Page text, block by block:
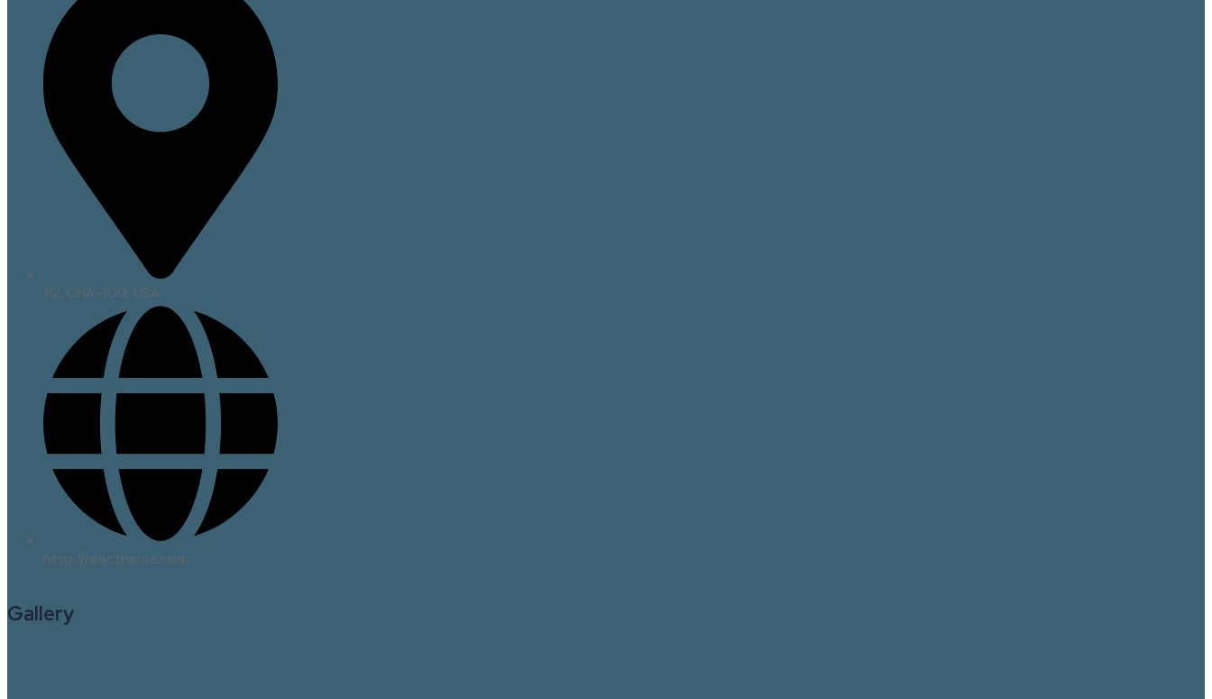
112, CHA-100, USA
http://reactheme.com
Gallery